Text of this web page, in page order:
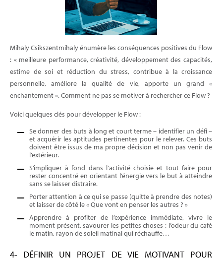
Mihaly Csikszentmihaly énumère les conséquences positives du Flow
: « meilleure performance, créativité, développement des capacités,
estime de soi et réduction du stress, contribue à la croissance
personnelle, améliore la qualité de vie, apporte un grand «
enchantement ». Comment ne pas se motiver à rechercher ce Flow ?
Voici quelques clés pour développer le Flow :
Se donner des buts à long et court terme – identifier un défi –
et acquérir les aptitudes pertinentes pour le relever. Ces buts
doivent être issus de ma propre décision et non pas venir de
l’extérieur.
S’impliquer à fond dans l’activité choisie et tout faire pour
rester concentré en orientant l’énergie vers le but à atteindre
sans se laisser distraire.
Porter attention à ce qui se passe (quitte à prendre des notes)
et laisser de côté le « Que vont en penser les autres ? »
Apprendre à profiter de l’expérience immédiate, vivre le
moment présent, savourer les petites choses : l’odeur du café
le matin, rayon de soleil matinal qui réchauffe…
4- DÉFINIR UN PROJET DE VIE MOTIVANT POUR